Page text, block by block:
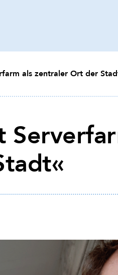
als zentraler Ort der